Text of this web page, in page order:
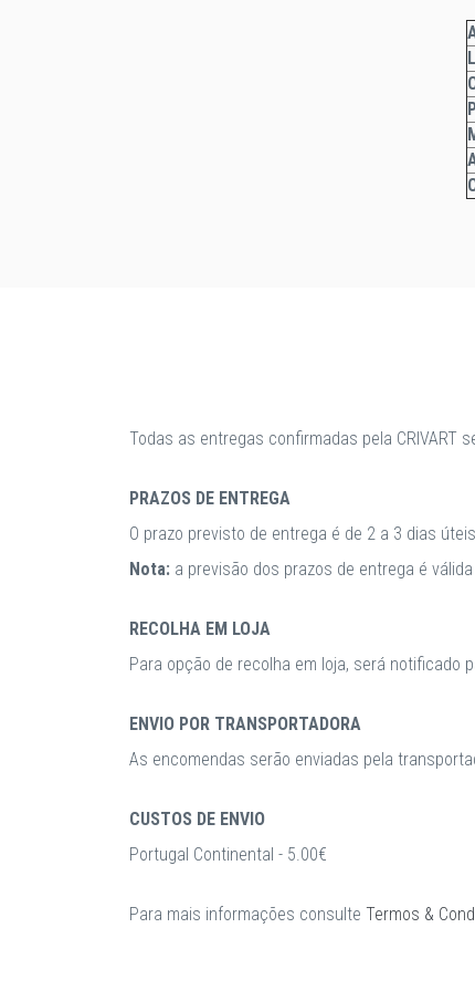
Todas as entregas confirmadas pela
PRAZOS DE ENTREGA
O prazo previsto de entrega é de 2 a 3 dias
Nota: a previsão dos prazos de entrega é
RECOLHA EM LOJA
Para opção de recolha em loja, será notificado
ENVIO POR TRANSPORTADORA
As encomendas serão enviadas pela
CUSTOS DE ENVIO
Portugal Continental - 5.00€
Para mais informações consulte Termos &